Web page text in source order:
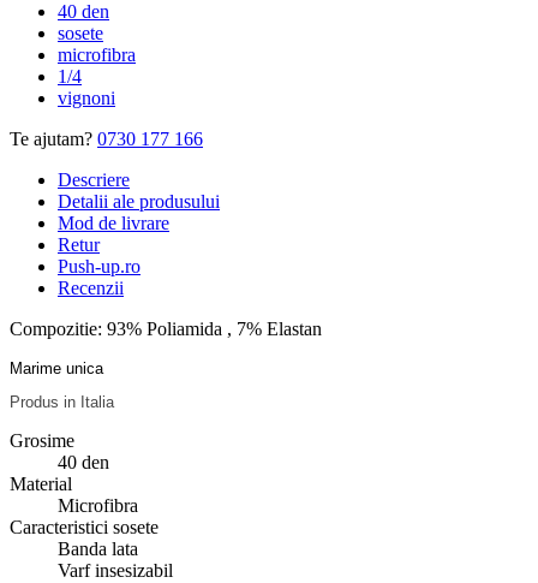
40 den
sosete
microfibra
1/4
vignoni
Te ajutam? 0730 177 166
Descriere
Detalii ale produsului
Mod de livrare
Retur
Push-up.ro
Recenzii
Compozitie: 93% Poliamida , 7% Elastan
Marime unica
Produs in Italia
Grosime
40 den
Material
Microfibra
Caracteristici sosete
Banda lata
Varf insesizabil